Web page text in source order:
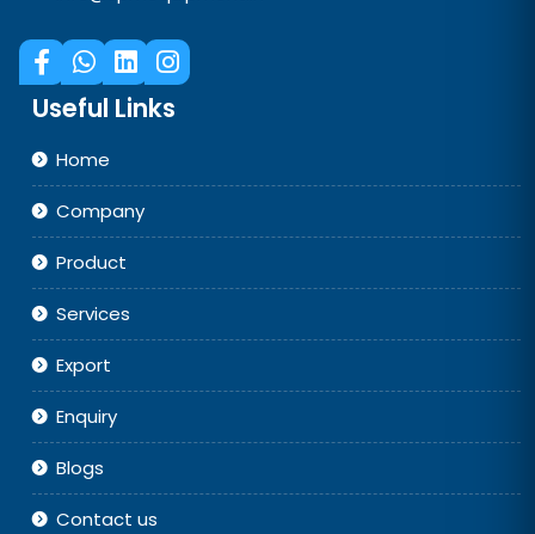
Useful Links
Home
Company
Product
Services
Export
Enquiry
Blogs
Contact us